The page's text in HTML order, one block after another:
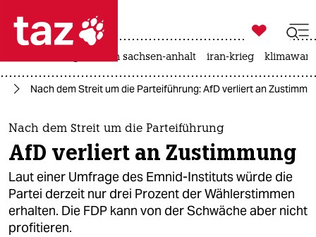
 taz zahl ich
taz zahl ich
themen
politik
öko
gesellschaft

taz zahl ich
landtagswahl in sachsen-anhalt iran-krieg
Nach dem Streit um die Parteiführung: AfD verliert an
Nach dem Streit um die Parteiführung
AfD verliert an Zustimmung
Laut einer Umfrage des Emnid-Instituts würde die
Partei derzeit nur drei Prozent der Wählerstimmen
erhalten. Die FDP kann von der Schwäche aber nicht
profitieren.